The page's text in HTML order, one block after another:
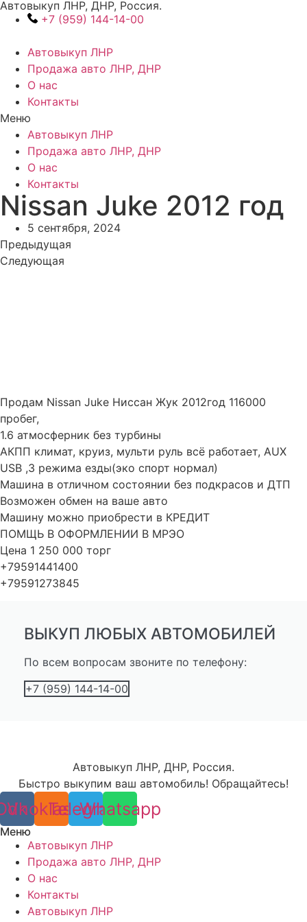
Перейти
Автовыкуп ЛНР, ДНР, Россия.
+7 (959) 144-14-00
Автовыкуп ЛНР
Продажа авто ЛНР, ДНР
О нас
Контакты
Меню
Автовыкуп ЛНР
Продажа авто ЛНР, ДНР
О нас
Контакты
Nissan Juke 2012 год
5 сентября, 2024
Предыдущая
Следующая
Продам Nissan Juke Ниссан Жук 2012год 116000
пробег,
1.6 атмосферник без турбины
АКПП климат, круиз, мульти руль всё работает, AUX
USB ,3 режима езды(эко спорт нормал)
Машина в отличном состоянии без подкрасов и ДТП
Возможен обмен на ваше авто
Машину можно приобрести в КРЕДИТ
ПОМЩЬ В ОФОРМЛЕНИИ В МРЭО
Цена 1 250 000 торг
+79591441400
+79591273845
ВЫКУП ЛЮБЫХ АВТОМОБИЛЕЙ
По всем вопросам звоните по телефону:
+7 (959) 144-14-00
Автовыкуп ЛНР, ДНР, Россия.
Быстро выкупим ваш автомобиль! Обращайтесь!
Vk Telegram
Whatsapp
Меню
Автовыкуп ЛНР
Продажа авто ЛНР, ДНР
О нас
Контакты
Автовыкуп ЛНР